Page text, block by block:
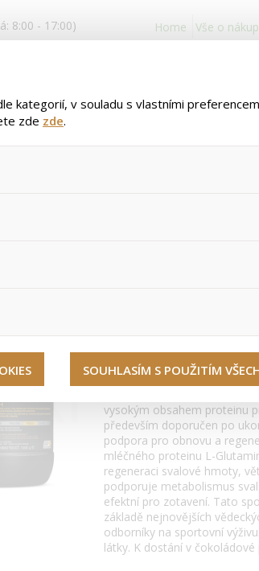
8:00 - 17:00) Home Vše o
-
vysokým obsahem proteinu
především doporučen po
podpora pro obnovu a
mléčného proteinu L-
regeneraci svalové hmoty,
podporuje metabolismus
efektní pro zotavení. Tato
základě nejnovějších
odborníky na sportovní
látky. K dostání v čokoládové
kategorií, v souladu s vlastními
zde zde.
košíku, ovládání filtrů a také nastavení
ani odebrat.
nelze přiřadit konkrétnímu uživateli. Proto
vašim preferencím, což vám pomůže vyhnout
SOUHLASÍM S POUŽITÍM